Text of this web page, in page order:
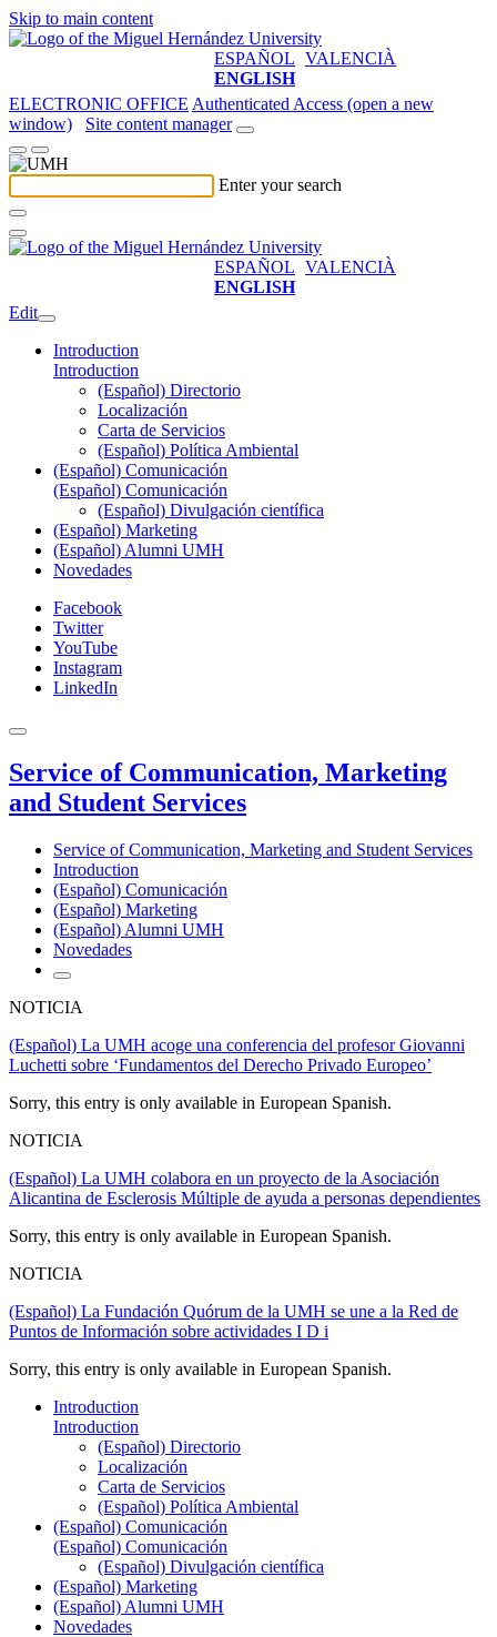
Skip to main content
ESPAÑOL VALENCIÀ
ENGLISH
ELECTRONIC OFFICE Authenticated Access (open a new
window)
Site content manager
Enter your search
ESPAÑOL VALENCIÀ
ENGLISH
Edit
Introduction
Introduction
(Español) Directorio
Localización
Carta de Servicios
(Español) Política Ambiental
(Español) Comunicación
(Español) Comunicación
(Español) Divulgación científica
(Español) Marketing
(Español) Alumni UMH
Novedades
Facebook
Twitter
YouTube
Instagram
LinkedIn
Service of Communication, Marketing
and Student Services
Service of Communication, Marketing and Student Services
Introduction
(Español) Comunicación
(Español) Marketing
(Español) Alumni UMH
Novedades
NOTICIA
(Español) La UMH acoge una conferencia del profesor Giovanni
Luchetti sobre ‘Fundamentos del Derecho Privado Europeo’
Sorry, this entry is only available in European Spanish.
NOTICIA
(Español) La UMH colabora en un proyecto de la Asociación
Alicantina de Esclerosis Múltiple de ayuda a personas dependientes
Sorry, this entry is only available in European Spanish.
NOTICIA
(Español) La Fundación Quórum de la UMH se une a la Red de
Puntos de Información sobre actividades I D i
Sorry, this entry is only available in European Spanish.
Introduction
Introduction
(Español) Directorio
Localización
Carta de Servicios
(Español) Política Ambiental
(Español) Comunicación
(Español) Comunicación
(Español) Divulgación científica
(Español) Marketing
(Español) Alumni UMH
Novedades